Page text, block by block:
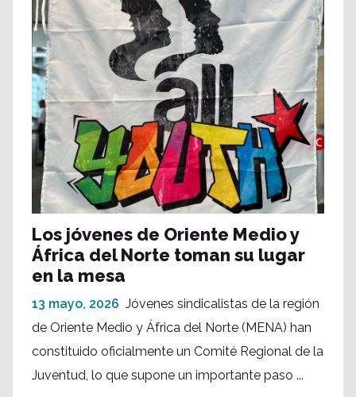
Los jóvenes de Oriente Medio y
África del Norte toman su lugar
en la mesa
13 mayo, 2026 Jóvenes sindicalistas de la región
de Oriente Medio y África del Norte (MENA) han
constituido oficialmente un Comité Regional de la
Juventud, lo que supone un importante paso ...